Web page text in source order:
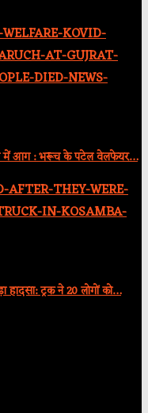
में आग : भरूच के पटेल वेलफेयर…
हादसा: ट्रक ने 20 लोगों को…